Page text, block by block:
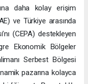
daha kolay erişim
ve Türkiye arasında
(CEPA) destekleyen
Ekonomik Bölgeler
Serbest Bölgesi
pazarına kolayca